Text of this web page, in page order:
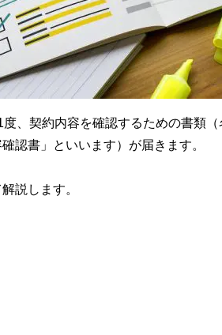
、契約内容を確認するための書類
認書」といいます）が届きます。
説します。